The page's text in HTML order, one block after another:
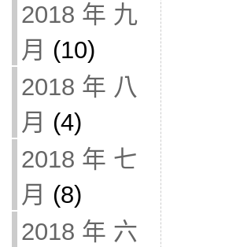
2018 年 九
月 (10)
2018 年 八
月 (4)
2018 年 七
月 (8)
2018 年 六